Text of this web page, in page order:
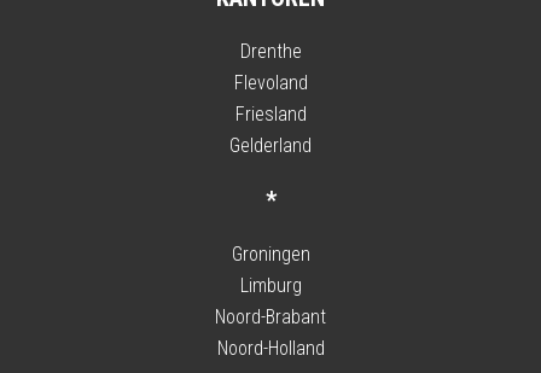
Drenthe
Flevoland
Friesland
Gelderland
*
Groningen
Limburg
Noord-Brabant
Noord-Holland